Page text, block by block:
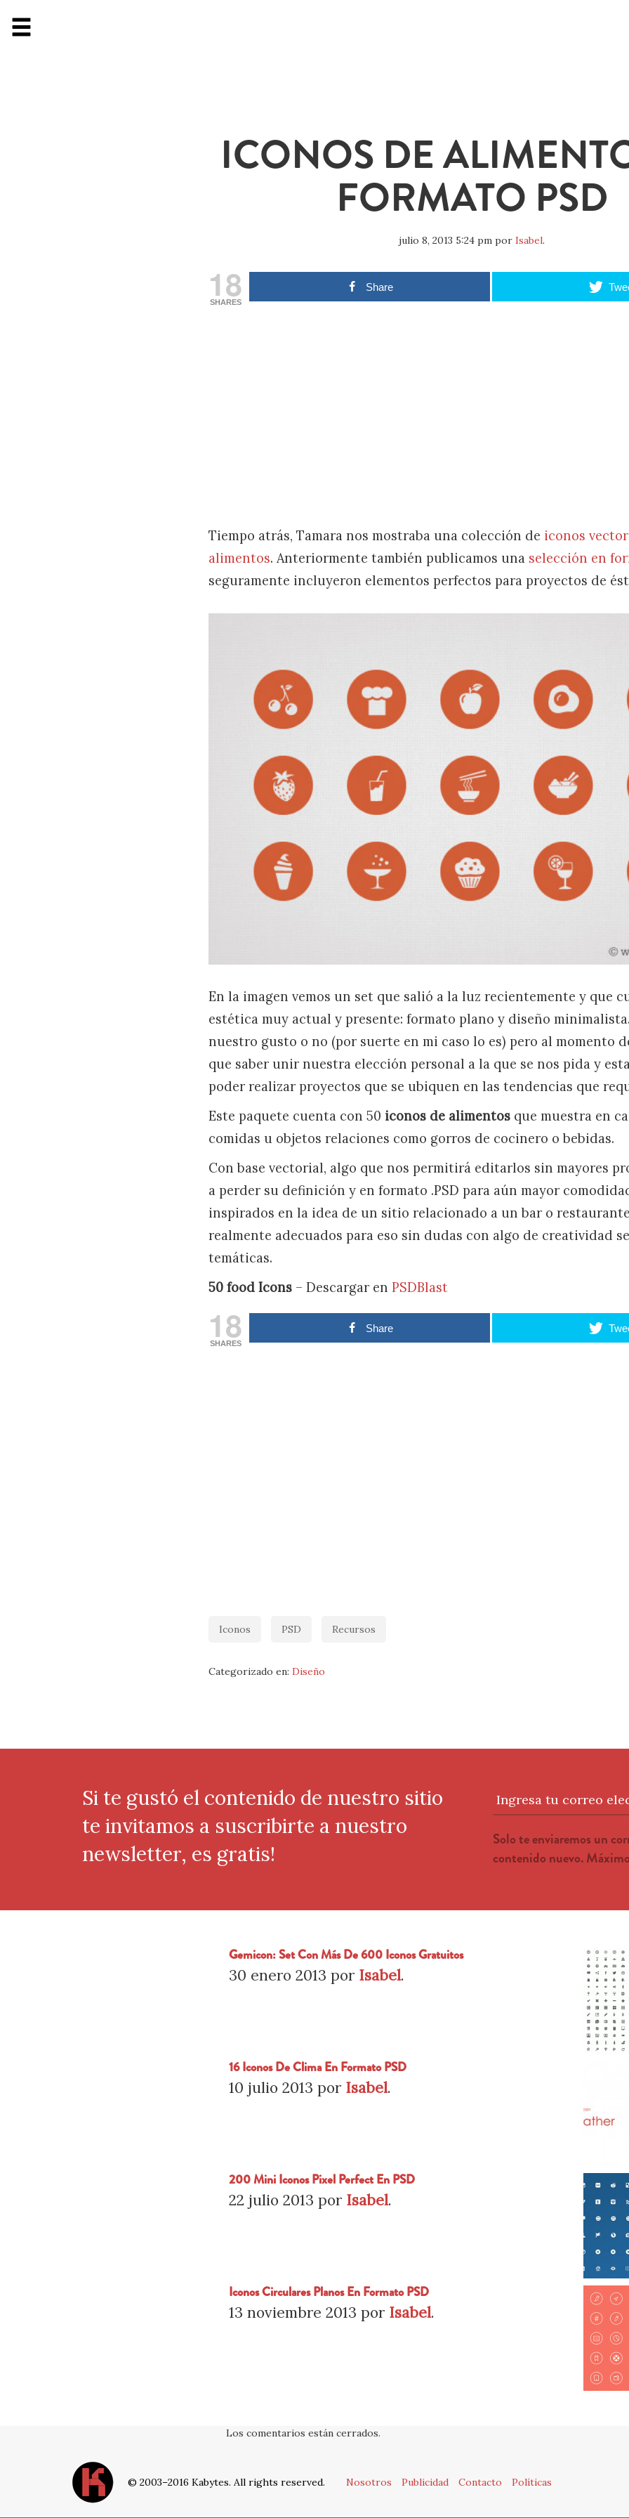
ICONOS DE
FORMATO PSD
julio 8, 2013 5:24 pm por Isabel.
18
SHARES
Share
Tiempo atrás, Tamara nos mostraba una colección de iconos
alimentos. Anteriormente también publicamos una selección en
seguramente incluyeron elementos perfectos para proyectos de
En la imagen vemos un set que salió a la luz recientemente y que
estética muy actual y presente: formato plano y diseño
nuestro gusto o no (por suerte en mi caso lo es) pero al momento
que saber unir nuestra elección personal a la que se nos pida y
poder realizar proyectos que se ubiquen en las tendencias que
Este paquete cuenta con 50 iconos de alimentos que muestra en
comidas u objetos relaciones como gorros de cocinero o bebidas.
Con base vectorial, algo que nos permitirá editarlos sin mayores
a perder su definición y en formato .PSD para aún mayor
inspirados en la idea de un sitio relacionado a un bar o
realmente adecuados para eso sin dudas con algo de creatividad
temáticas.
50 food Icons – Descargar en PSDBlast
18
SHARES
Share
Iconos PSD Recursos
Categorizado en: Diseño
Si te gustó el contenido de nuestro sitio
te invitamos a suscribirte a nuestro
newsletter, es gratis!
Ingresa tu correo
Solo te enviaremos un
contenido nuevo.
Gemicon: Set Con Más De 600 Iconos Gratuitos
30 enero 2013 por Isabel.
16 Iconos De Clima En Formato PSD
10 julio 2013 por Isabel.
200 Mini Iconos Pixel Perfect En PSD
22 julio 2013 por Isabel.
Iconos Circulares Planos En Formato PSD
13 noviembre 2013 por Isabel.
Los comentarios están cerrados.
© 2003–2016 Kabytes. All rights reserved. Nosotros Publicidad Contacto Políticas